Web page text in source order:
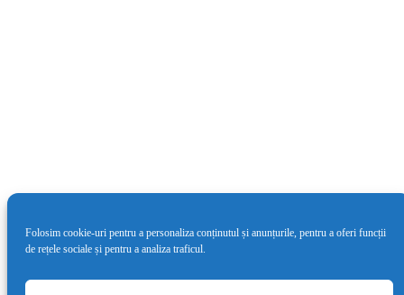
Cea de-a doua ediție LYNX Festival va
Folosim cookie-uri pentru a personaliza conținutul și anunțurile, pentru a oferi funcții
de rețele sociale și pentru a analiza traficul.